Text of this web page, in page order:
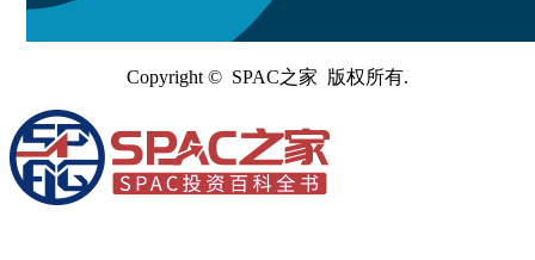
Copyright © SPAC之家 版权所有.